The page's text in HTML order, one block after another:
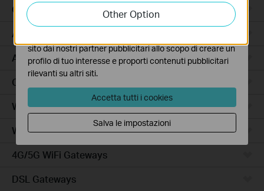
GPON
Aggregation
Access Plus
Campus
Wired Gateways
WiFi Gateways
4G/5G WiFi Gateways
DSL Gateways
Other Option
attività sul nostro sito allo scopo di migliorarne le
funzionalità.
sito dai nostri partner pubblicitari allo scopo di creare un
profilo di tuo interesse e proporti contenuti pubblicitari
rilevanti su altri siti.
Accetta tutti i cookies
Salva le impostazioni